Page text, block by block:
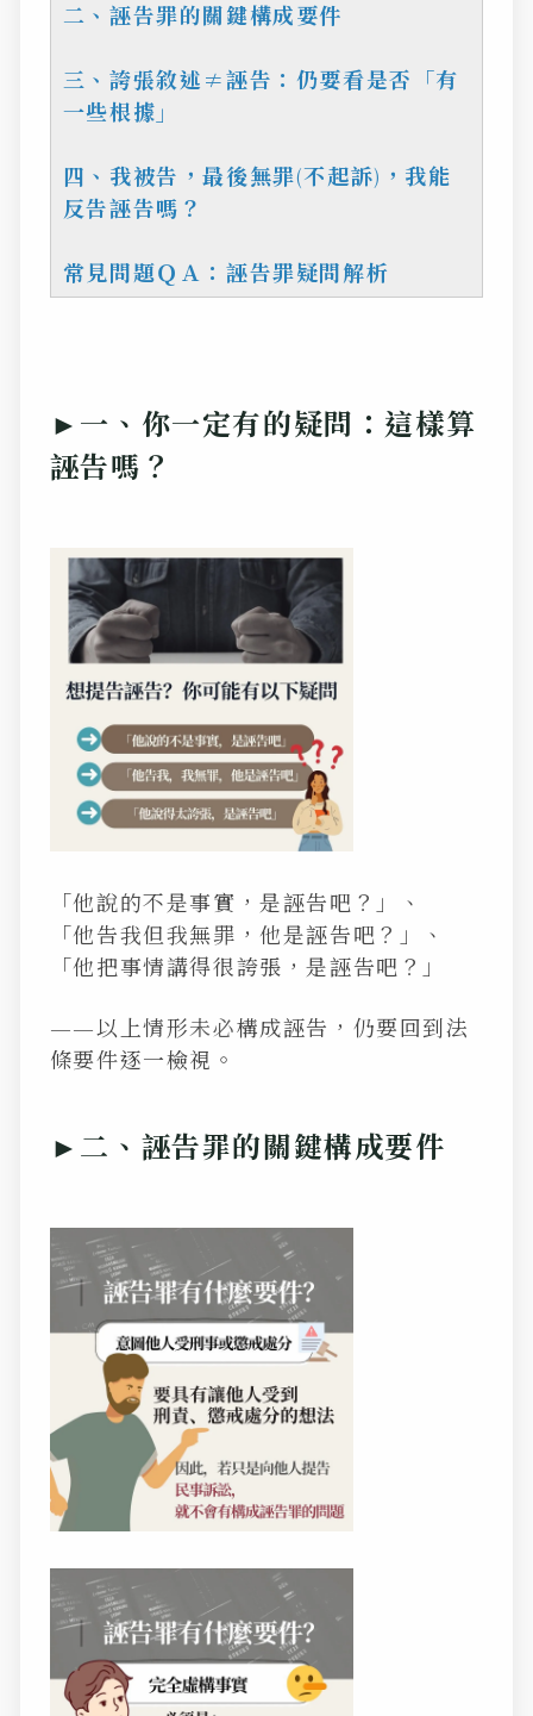
二、誣告罪的關鍵構成要件
三、誇張敘述≠誣告：仍要看是否「有
一些根據」
四、我被告，最後無罪(不起訴)，我能
反告誣告嗎？
常見問題ＱＡ：誣告罪疑問解析
►一、你一定有的疑問：這樣算
誣告嗎？
「他說的不是事實，是誣告吧？」、
「他告我但我無罪，他是誣告吧？」、
「他把事情講得很誇張，是誣告吧？」
——以上情形未必構成誣告，仍要回到法
條要件逐一檢視。
►二、誣告罪的關鍵構成要件